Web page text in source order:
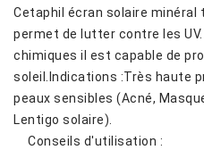
Cetaphil écran solaire
permet de lutter contre les
chimiques il est capable de
soleil.Indications :Très haute
peaux sensibles (Acné,
Lentigo solaire).
Conseils d'utilisation :